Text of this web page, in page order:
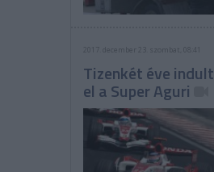
2017. december 23. szombat, 08:41
Tizenkét éve indult
el a Super Aguri